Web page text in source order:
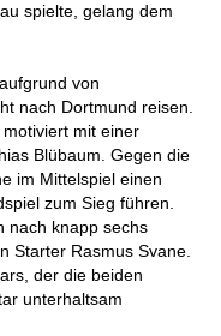
spielte, gelang dem
von
nach Dortmund reisen.
mit einer
Blübaum. Gegen die
im Mittelspiel einen
zum Sieg führen.
nach knapp sechs
Starter Rasmus Svane.
der die beiden
unterhaltsam